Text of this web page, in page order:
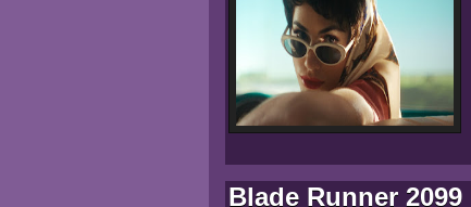
Blade Runner 2099